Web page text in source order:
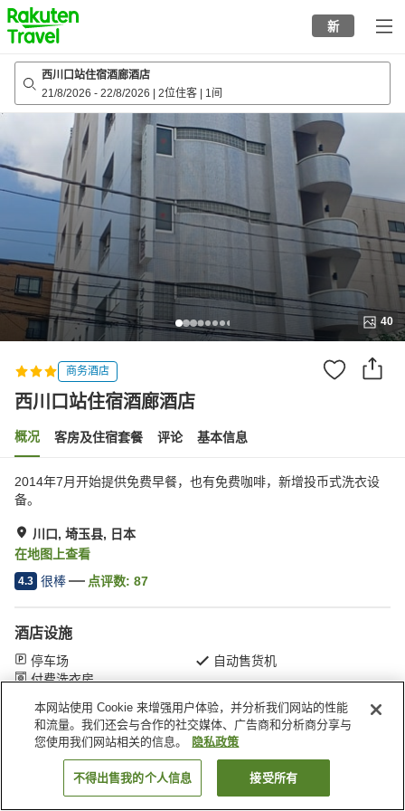
to
top
page
新
西川口站住宿酒廊酒店
21/8/2026 - 22/8/2026 2位住客 1间
40
商务酒店
西川口站住宿酒廊酒店
概况 客房及住宿套餐 评论 基本信息
2014年7月开始提供免费早餐，也有免费咖啡，新增投币式洗衣设
备。
川口, 埼玉县, 日本
在地图上查看
4.3 很棒 点评数: 87
酒店设施
停车场
自动售货机
付费洗衣房
首页 日本 埼玉县 川口 西川口站住宿酒廊酒店
搜索客房
本网站使用 Cookie 来增强用户体验，并分析我们网站的性能
和流量。我们还会与合作的社交媒体、广告商和分析商分享与
您使用我们网站相关的信息。
隐私政策
不得出售我的个人信息 接受所有